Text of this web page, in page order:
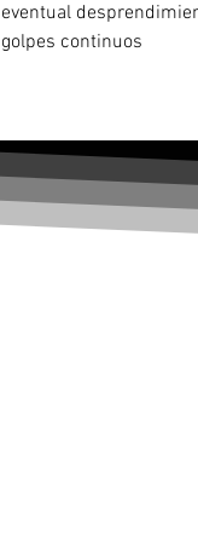
eventual
golpes continuos